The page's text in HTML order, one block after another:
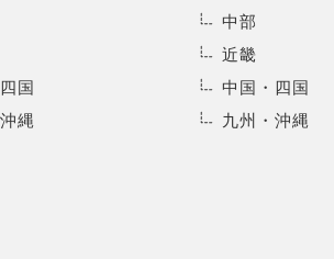
国
縄
中部
近畿
中国・四国
九州・沖縄